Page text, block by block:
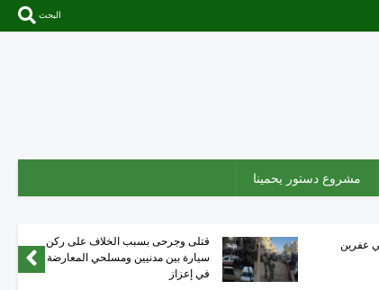
البحث
مشروع دستور يحمينا
عفرين
قتلى وجرحى بسبب الخلاف على ركن
سيارة بين مدنيين ومسلحي المعارضة
في إعزاز